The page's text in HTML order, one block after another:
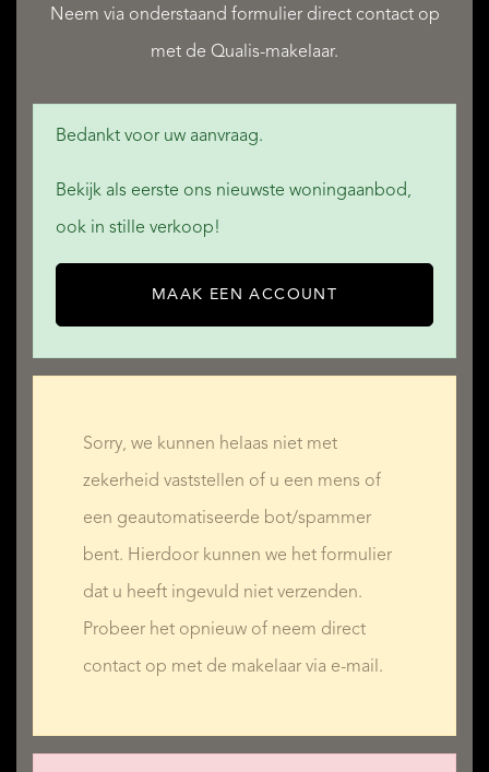
Neem via onderstaand formulier direct contact op
met de Qualis-makelaar.
Bedankt voor uw aanvraag.
Bekijk als eerste ons nieuwste woningaanbod,
ook in stille verkoop!
MAAK EEN ACCOUNT
Sorry, we kunnen helaas niet met
zekerheid vaststellen of u een mens of
een geautomatiseerde bot/spammer
bent. Hierdoor kunnen we het formulier
dat u heeft ingevuld niet verzenden.
Probeer het opnieuw of neem direct
contact op met de makelaar via e-mail.
QUALIS INTERNATIONAL REALTY